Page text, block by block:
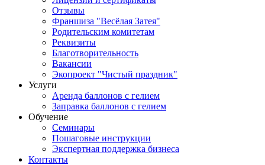
Отзывы
Франшиза "Весёлая Затея"
Родительским комитетам
Реквизиты
Благотворительность
Вакансии
Экопроект "Чистый праздник"
Услуги
Аренда баллонов с гелием
Заправка баллонов с гелием
Обучение
Семинары
Пошаговые инструкции
Экспертная поддержка бизнеса
Контакты